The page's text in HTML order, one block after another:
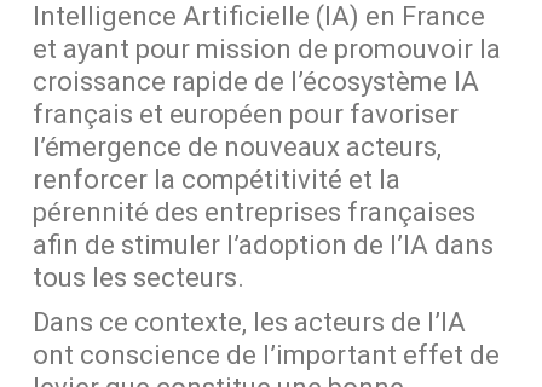
Intelligence Artificielle (IA) en France
et ayant pour mission de promouvoir la
croissance rapide de l’écosystème IA
français et européen pour favoriser
l’émergence de nouveaux acteurs,
renforcer la compétitivité et la
pérennité des entreprises françaises
afin de stimuler l’adoption de l’IA dans
tous les secteurs.
Dans ce contexte, les acteurs de l’IA
ont conscience de l’important effet de